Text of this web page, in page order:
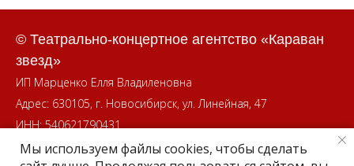
© Театрально-концертное агентство «Караван
звезд»
ИП Марценко Елля Владиленовна
Адрес: 630105, г. Новосибирск, ул. Линейная, 47
ИНН: 540621790431
Мы используем файлы cookies, чтобы сделать